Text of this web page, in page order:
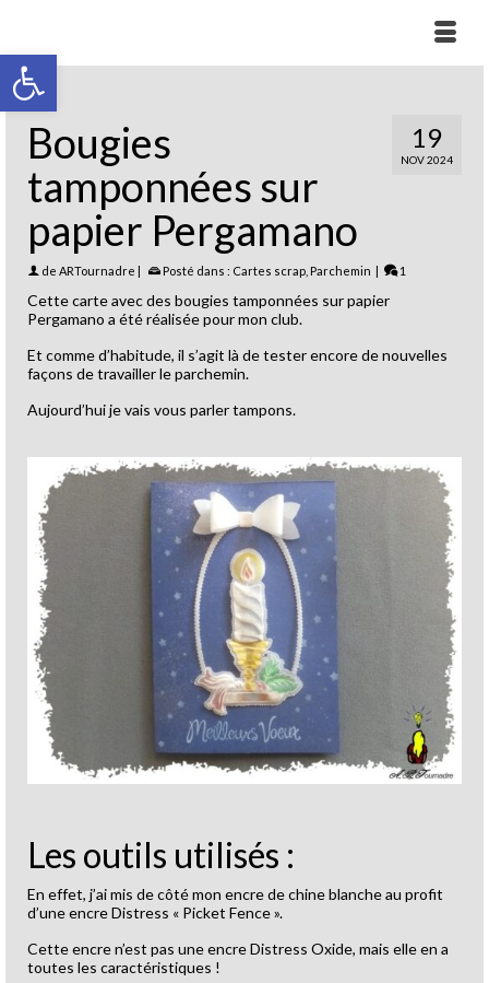
Ouvrir la barre d’outils
19
NOV 2024
Bougies
tamponnées sur
papier Pergamano
de ARTournadre | Posté dans : Cartes scrap Parchemin | 1
Cette carte avec des bougies tamponnées sur papier
Pergamano a été réalisée pour mon club.
Et comme d’habitude, il s’agit là de tester encore de nouvelles
façons de travailler le parchemin.
Aujourd’hui je vais vous parler tampons.
Les outils utilisés :
En effet, j’ai mis de côté mon encre de chine blanche au profit
d’une encre Distress « Picket Fence ».
Cette encre n’est pas une encre Distress Oxide, mais elle en a
toutes les caractéristiques !